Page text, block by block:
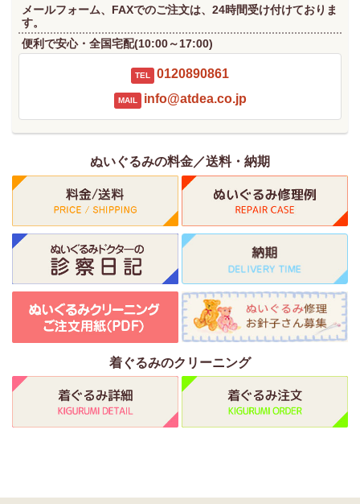
メールフォーム、FAXでのご注文は、24時間受け付けておりま
す。
便利で安心・全国宅配(10:00～17:00)
TEL 0120890861
MAIL info@atdea.co.jp
ぬいぐるみの料金／送料・納期
着ぐるみのクリーニング